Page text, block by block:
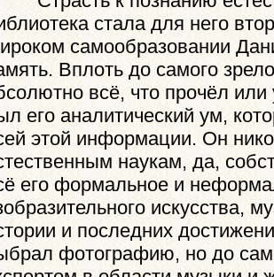
стала для него
самообразовании
Вплоть до самого
всё, что прочёл
его аналитический ум,
этой информации. Он
наукам, да,
его формальное и
искусства,
и последних
фотографию, но до